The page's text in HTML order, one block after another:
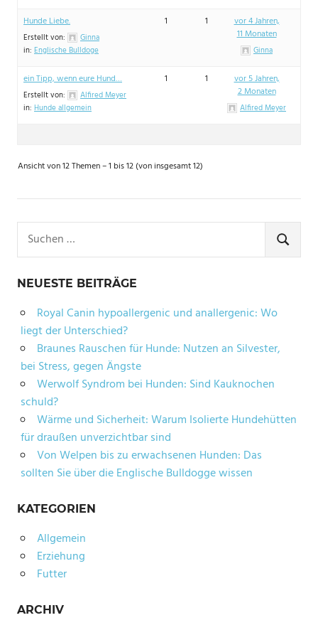
Hunde Liebe.
Erstellt von:
Ginna
in: Englische Bulldoge
1 1
vor 4 Jahren,
11 Monaten
Ginna
ein Tipp, wenn eure Hund…
Erstellt von:
Alfired Meyer
in: Hunde allgemein
1 1
vor 5 Jahren,
2 Monaten
Alfired Meyer
Ansicht von 12 Themen – 1 bis 12 (von insgesamt 12)
nach:
SUCHEN
NEUESTE BEITRÄGE
Royal Canin hypoallergenic und anallergenic: Wo
liegt der Unterschied?
Braunes Rauschen für Hunde: Nutzen an Silvester,
bei Stress, gegen Ängste
Werwolf Syndrom bei Hunden: Sind Kauknochen
schuld?
Wärme und Sicherheit: Warum Isolierte Hundehütten
für draußen unverzichtbar sind
Von Welpen bis zu erwachsenen Hunden: Das
sollten Sie über die Englische Bulldogge wissen
KATEGORIEN
Allgemein
Erziehung
Futter
ARCHIV